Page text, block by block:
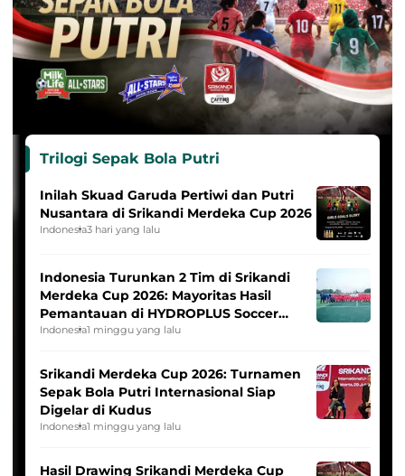
Trilogi Sepak Bola Putri
Inilah Skuad Garuda Pertiwi dan Putri
Nusantara di Srikandi Merdeka Cup 2026
Indonesia3 hari yang lalu
Indonesia Turunkan 2 Tim di Srikandi
Merdeka Cup 2026: Mayoritas Hasil
Pemantauan di HYDROPLUS Soccer
League
Indonesia1 minggu yang lalu
Srikandi Merdeka Cup 2026: Turnamen
Sepak Bola Putri Internasional Siap
Digelar di Kudus
Indonesia1 minggu yang lalu
Hasil Drawing Srikandi Merdeka Cup